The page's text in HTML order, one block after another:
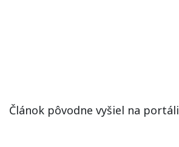
Článok pôvodne vyšiel na portáli